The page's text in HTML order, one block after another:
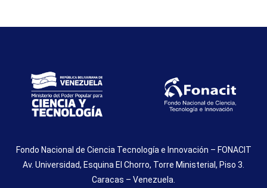
Fondo Nacional de Ciencia Tecnología e Innovación – FONACIT
Av. Universidad, Esquina El Chorro, Torre Ministerial, Piso 3.
Caracas – Venezuela.